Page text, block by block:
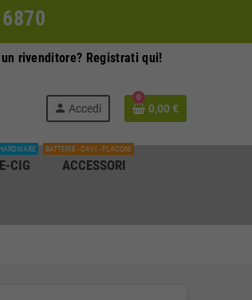
rivenditore? Registrati qui!
person Accedi
0
0,00 €
E-CIG
HARDWARE
ACCESSORI
BATTERIE - CAVI - FLACONI